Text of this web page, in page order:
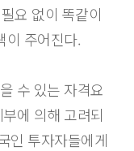
요 없이 똑같이
이 주어진다.
수 있는 자격요
에 의해 고려되
인 투자자들에게